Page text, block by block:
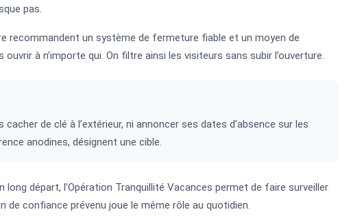
pas.
recommandent un système de fermeture fiable et un moyen de
à n’importe qui. On filtre ainsi les visiteurs sans subir l’ouverture.
de clé à l’extérieur, ni annoncer ses dates d’absence sur les
anodines, désignent une cible.
départ, l’Opération Tranquillité Vacances permet de faire surveiller
de confiance prévenu joue le même rôle au quotidien.